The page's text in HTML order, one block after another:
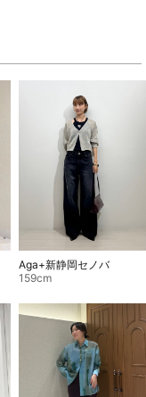
Aga+新静岡セノバ
159cm